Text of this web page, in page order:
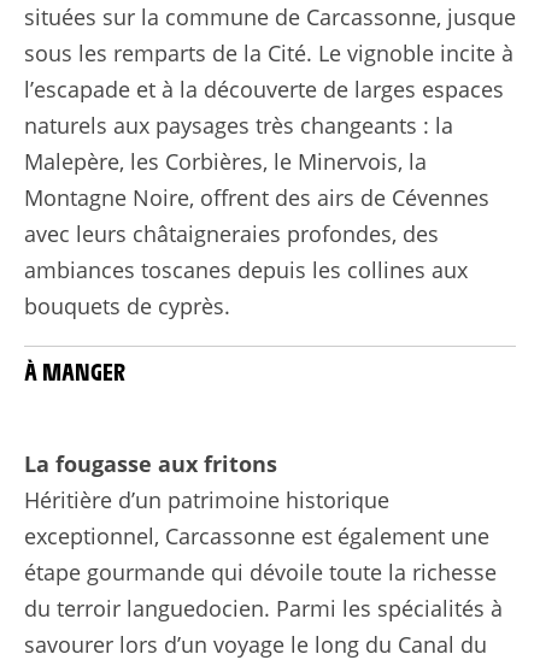
situées sur la commune de Carcassonne, jusque
sous les remparts de la Cité. Le vignoble incite à
l’escapade et à la découverte de larges espaces
naturels aux paysages très changeants : la
Malepère, les Corbières, le Minervois, la
Montagne Noire, offrent des airs de Cévennes
avec leurs châtaigneraies profondes, des
ambiances toscanes depuis les collines aux
bouquets de cyprès.
À MANGER
La fougasse aux fritons
Héritière d’un patrimoine historique
exceptionnel, Carcassonne est également une
étape gourmande qui dévoile toute la richesse
du terroir languedocien. Parmi les spécialités à
savourer lors d’un voyage le long du Canal du